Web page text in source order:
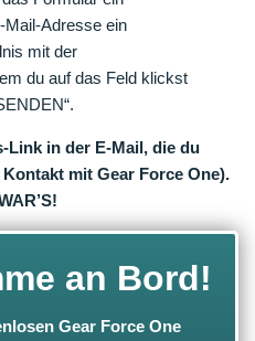
Mail-Adresse ein
mit der
du auf das Feld klickst
Link in der E-Mail, die du
mit Gear Force One).
an Bord!
Gear Force One